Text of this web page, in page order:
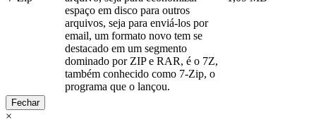
espaço em disco para outros
arquivos, seja para enviá-los por
email, um formato novo tem se
destacado em um segmento
dominado por ZIP e RAR, é o 7Z,
também conhecido como 7-Zip, o
programa que o lançou.
Fechar
×